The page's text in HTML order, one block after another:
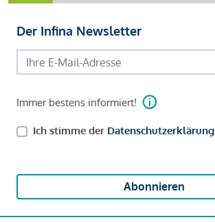
Der Infina Newsletter
Immer bestens informiert!
Ich stimme der Datenschutzerklärung
Abonnieren